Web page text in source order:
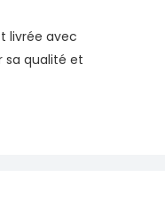
livrée avec
sa qualité et